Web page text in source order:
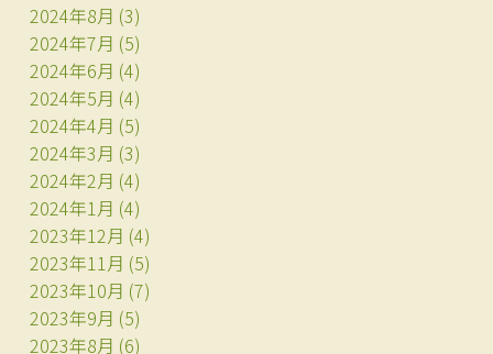
2024年8月 (3)
2024年7月 (5)
2024年6月 (4)
2024年5月 (4)
2024年4月 (5)
2024年3月 (3)
2024年2月 (4)
2024年1月 (4)
2023年12月 (4)
2023年11月 (5)
2023年10月 (7)
2023年9月 (5)
2023年8月 (6)